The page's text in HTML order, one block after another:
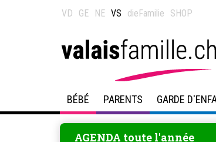
VD GE NE VS dieFamilie SHOP
BÉBÉ PARENTS GARDE
AGENDA toute l'année